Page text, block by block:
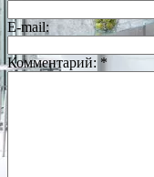
E-mail:
Комментарий: *